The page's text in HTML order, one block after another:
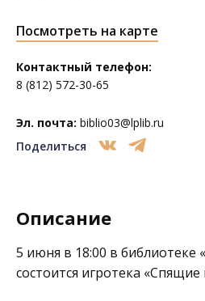
Посмотреть на карте
Контактный телефон:
8 (812) 572-30-65
Эл. почта: biblio03@lplib.ru
Поделиться
Описание
5 июня в 18:00 в библиотеке
состоится игротека